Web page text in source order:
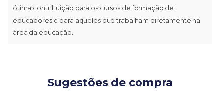
ótima contribuição para os cursos de formação de
educadores e para aqueles que trabalham diretamente na
área da educação.
Sugestões de compra